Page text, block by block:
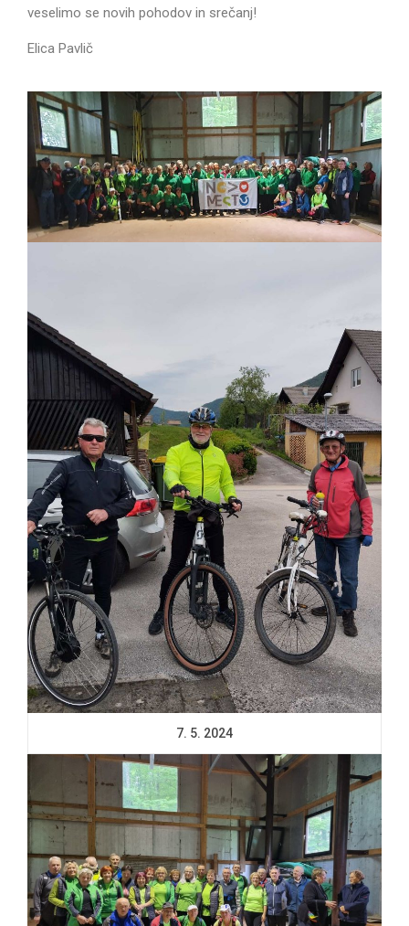
veselimo se novih pohodov in srečanj!
Elica Pavlič
7. 5. 2024